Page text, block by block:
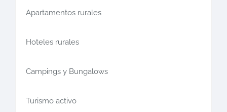
Apartamentos rurales
Hoteles rurales
Campings y Bungalows
Turismo activo